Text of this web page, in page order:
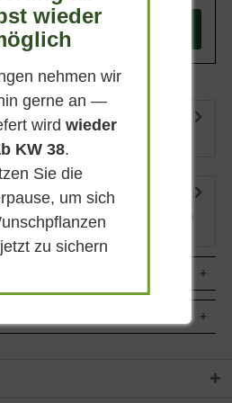
In den
und diskutieren...
gestellte Fragen zu diesem
Deschampsia flexuosa
wieder
nehmen wir
gerne an —
wirdwieder
KW 38.
Sie die
um sich
zu sichern